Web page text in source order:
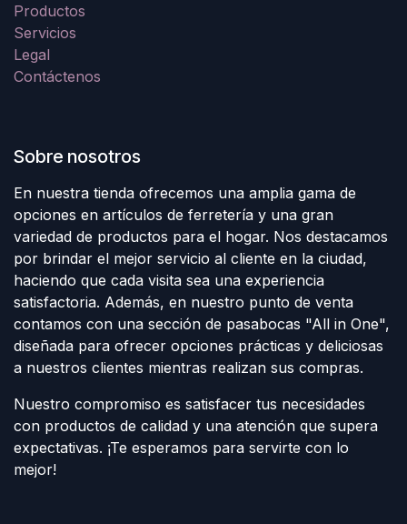
Productos
Servicios
Legal
Contáctenos
Sobre nosotros
En nuestra tienda ofrecemos una amplia gama de
opciones en artículos de ferretería y una gran
variedad de productos para el hogar. Nos destacamos
por brindar el mejor servicio al cliente en la ciudad,
haciendo que cada visita sea una experiencia
satisfactoria. Además, en nuestro punto de venta
contamos con una sección de pasabocas "All in One",
diseñada para ofrecer opciones prácticas y deliciosas
a nuestros clientes mientras realizan sus compras.
Nuestro compromiso es satisfacer tus necesidades
con productos de calidad y una atención que supera
expectativas. ¡Te esperamos para servirte con lo
mejor!